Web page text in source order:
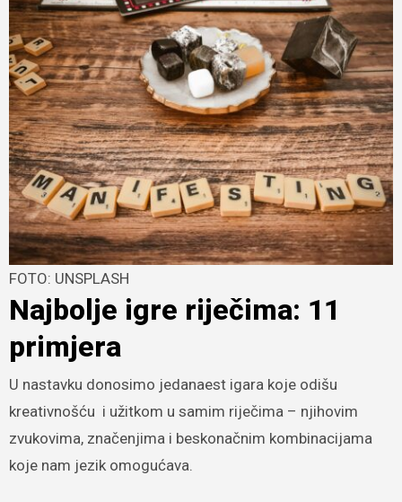
FOTO: UNSPLASH
Najbolje igre riječima: 11
primjera
U nastavku donosimo jedanaest igara koje odišu
kreativnošću i užitkom u samim riječima – njihovim
zvukovima, značenjima i beskonačnim kombinacijama
koje nam jezik omogućava.